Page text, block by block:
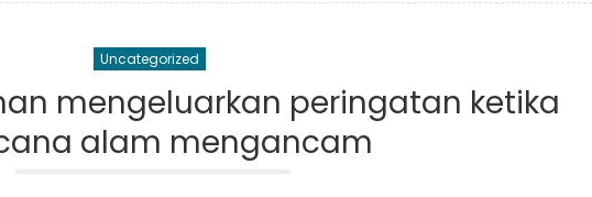
Kembali
Pasca
Bencana
Uncategorized
mengeluarkan peringatan ketika
alam mengancam